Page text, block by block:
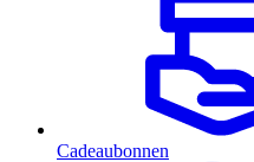
Cadeaubonnen